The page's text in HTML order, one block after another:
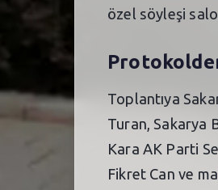
özel söyleşi
Toplantıya
Turan, Sakarya
Kara AK Parti
Fikret Can ve